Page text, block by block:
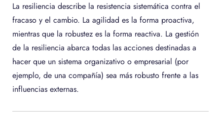
La resiliencia describe la resistencia sistemática contra el
fracaso y el cambio. La agilidad es la forma proactiva,
mientras que la robustez es la forma reactiva. La gestión
de la resiliencia abarca todas las acciones destinadas a
hacer que un sistema organizativo o empresarial (por
ejemplo, de una compañía) sea más robusto frente a las
influencias externas.